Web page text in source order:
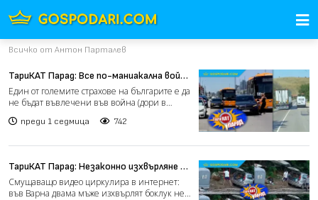
Всичко от Антон Парталев
ТариКАТ Парад: Все по-маниакална война
по пътищата (видео)
Един от големите страхове на българите е да
не бъдат въвлечени във война (дори в
преди 1 седмица 742
ТариКАТ Парад: Незаконно изхвърляне на
боклук (видео)
Смущаващо видео циркулира в интернет:
във Варна двама мъже изхвърлят боклук не